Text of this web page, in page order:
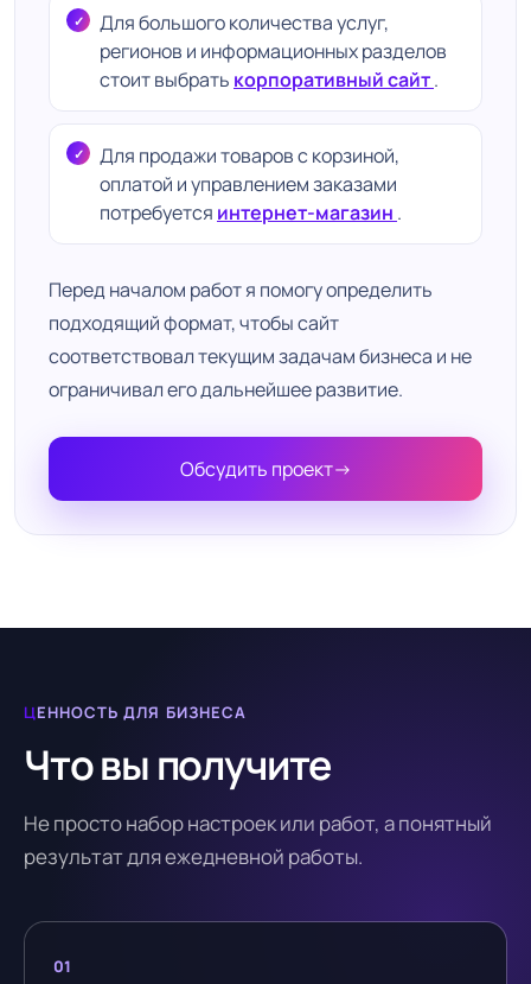
Для большого количества услуг,
регионов и информационных разделов
стоит выбрать корпоративный сайт.
Для продажи товаров с корзиной,
оплатой и управлением заказами
потребуется интернет-магазин .
Перед началом работ я помогу определить
подходящий формат, чтобы сайт
соответствовал текущим задачам бизнеса и не
ограничивал его дальнейшее развитие.
Обсудить проект→
ЦЕННОСТЬ ДЛЯ БИЗНЕСА
Что вы получите
Не просто набор настроек или работ, а понятный
результат для ежедневной работы.
01